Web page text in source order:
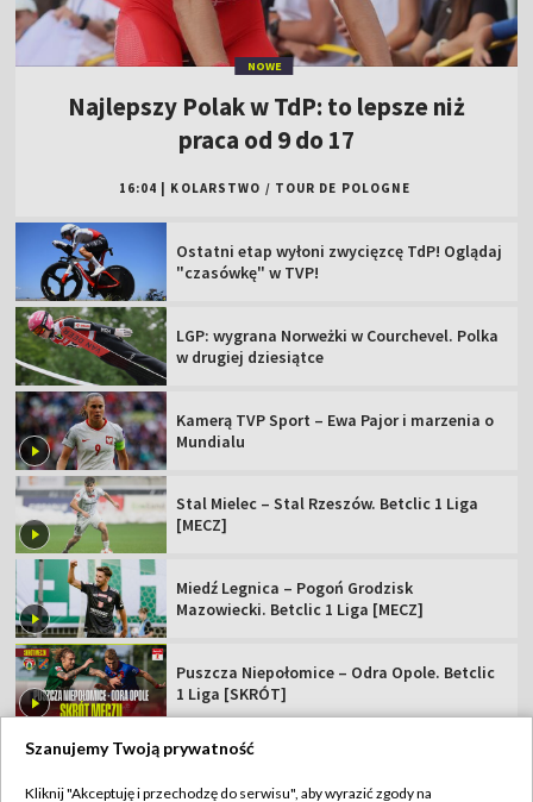
NOWE
Najlepszy Polak w TdP: to lepsze niż
praca od 9 do 17
16:04 KOLARSTWO / TOUR DE POLOGNE
Ostatni etap wyłoni zwycięzcę TdP! Oglądaj
"czasówkę" w TVP!
LGP: wygrana Norweżki w Courchevel. Polka
w drugiej dziesiątce
Kamerą TVP Sport – Ewa Pajor i marzenia o
Mundialu
Stal Mielec – Stal Rzeszów. Betclic 1 Liga
[MECZ]
Miedź Legnica – Pogoń Grodzisk
Mazowiecki. Betclic 1 Liga [MECZ]
Puszcza Niepołomice – Odra Opole. Betclic
1 Liga [SKRÓT]
Szanujemy Twoją prywatność
Kliknij "Akceptuję i przechodzę do serwisu", aby wyrazić zgody na